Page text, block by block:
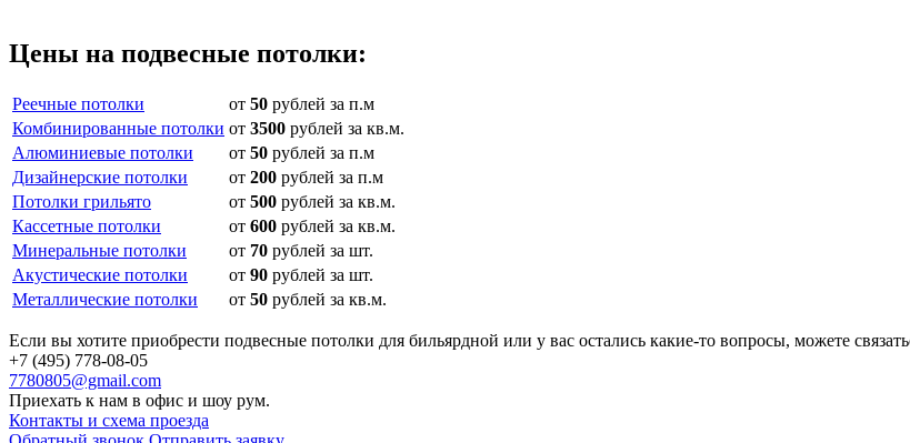
Цены на подвесные потолки:
Реечные потолки от 50 рублей за п.м
Комбинированные потолки от 3500 рублей за кв.м.
Алюминиевые потолки
от 50 рублей за п.м
Дизайнерские потолки
от 200 рублей за п.м
Потолки грильято
от 500 рублей за кв.м.
Кассетные потолки
от 600 рублей за кв.м.
Минеральные потолки
от 70 рублей за шт.
Акустические потолки
от 90 рублей за шт.
Металлические потолки
от 50 рублей за кв.м.
Если вы хотите приобрести подвесные потолки для бильярдной или у вас остались какие-то вопросы, можете
+7 (495) 778-08-05
7780805@gmail.com
Приехать к нам в офис и шоу рум.
Контакты и схема проезда